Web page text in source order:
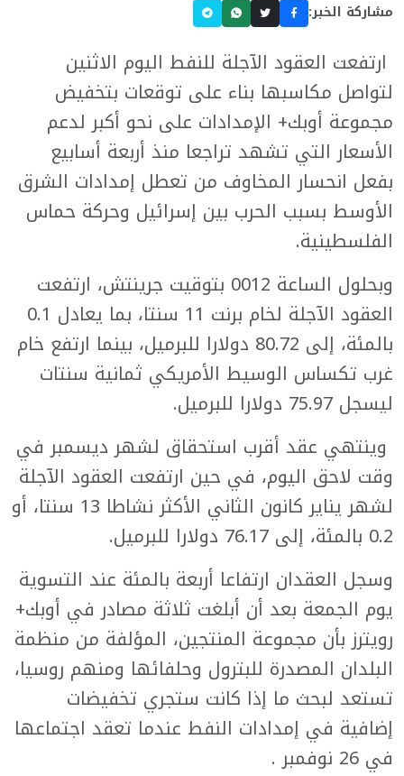
مشاركة الخبر:
ارتفعت العقود الآجلة للنفط اليوم الاثنين
لتواصل مكاسبها بناء على توقعات بتخفيض
مجموعة أوبك+ الإمدادات على نحو أكبر لدعم
الأسعار التي تشهد تراجعا منذ أربعة أسابيع
بفعل انحسار المخاوف من تعطل إمدادات الشرق
الأوسط بسبب الحرب بين إسرائيل وحركة حماس
الفلسطينية.
وبحلول الساعة 0012 بتوقيت جرينتش، ارتفعت
العقود الآجلة لخام برنت 11 سنتا، بما يعادل 0.1
بالمئة، إلى 80.72 دولارا للبرميل، بينما ارتفع خام
غرب تكساس الوسيط الأمريكي ثمانية سنتات
ليسجل 75.97 دولارا للبرميل.
وينتهي عقد أقرب استحقاق لشهر ديسمبر في
وقت لاحق اليوم، في حين ارتفعت العقود الآجلة
لشهر يناير كانون الثاني الأكثر نشاطا 13 سنتا، أو
0.2 بالمئة، إلى 76.17 دولارا للبرميل.
وسجل العقدان ارتفاعا أربعة بالمئة عند التسوية
يوم الجمعة بعد أن أبلغت ثلاثة مصادر في أوبك+
رويترز بأن مجموعة المنتجين، المؤلفة من منظمة
البلدان المصدرة للبترول وحلفائها ومنهم روسيا،
تستعد لبحث ما إذا كانت ستجري تخفيضات
إضافية في إمدادات النفط عندما تعقد اجتماعها
في 26 نوفمبر .